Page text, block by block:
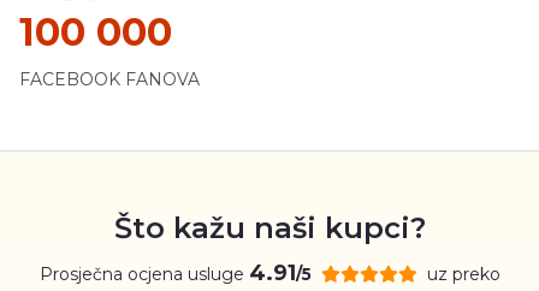
100 000
FACEBOOK FANOVA
Što kažu naši kupci?
Prosječna ocjena usluge 4.91/5
uz preko